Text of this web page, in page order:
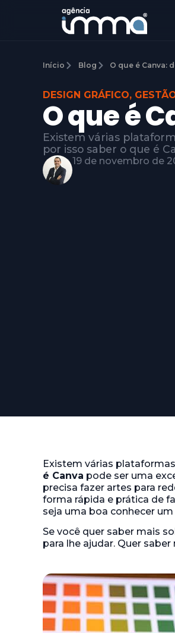
Início Blog O que é Canva:
DESIGN GRÁFICO,
O que é
Existem várias
por isso saber o que é
19 de novembro de
Existem várias
é Canva pode ser uma
precisa fazer artes para
forma rápida e prática de
seja uma boa conhecer
Se você quer saber mais
para lhe ajudar. Quer